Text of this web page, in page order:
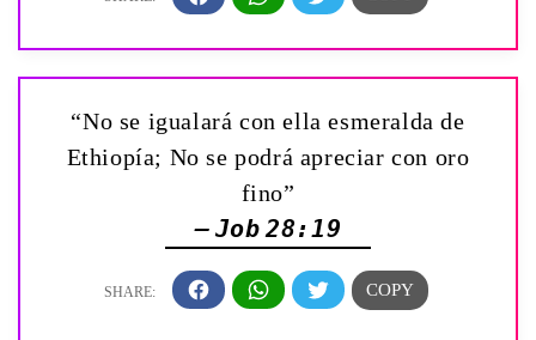
“No se igualará con ella esmeralda de
Ethiopía; No se podrá apreciar con oro
fino”
— Job 28:19